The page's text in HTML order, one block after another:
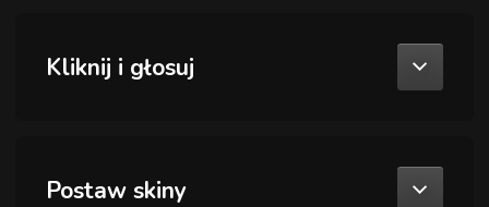
Kliknij i głosuj
Postaw skiny